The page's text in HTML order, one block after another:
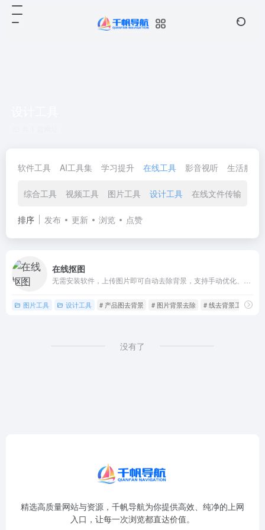
软件工具 AI工具集 学习提升 在线工具 影音视听 生活服务
综合工具 视频工具 图片工具 设计工具 在线文件传输
排序 发布 更新 浏览 点赞
在线抠图
图片工具 设计工具 # 产品图去背景 # 图片背景去除 # 线去背景工具
没有了
精选高质量网站与资源，千帆导航为你提供高效、纯净的上网
入口，让每一次浏览都直达价值。